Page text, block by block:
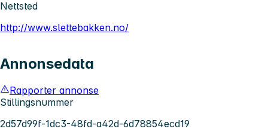
Nettsted
http://www.slettebakken.no/
Annonsedata
Rapporter annonse
Stillingsnummer
2d57d99f-1dc3-48fd-a42d-6d78854ecd19